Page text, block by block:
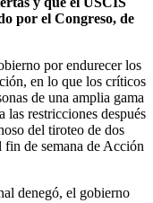
por el Congreso, de
por endurecer los
en lo que los críticos
de una amplia gama
restricciones después
del tiroteo de dos
de semana de Acción
denegó, el gobierno